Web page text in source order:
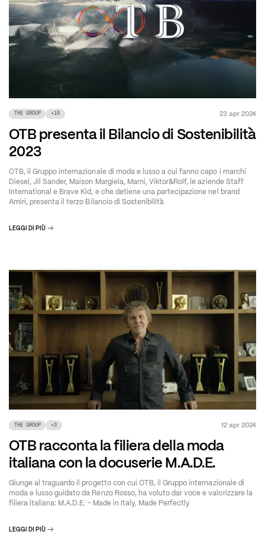
THE GROUP +10 23 apr 2024
OTB presenta il Bilancio di Sostenibilità
2023
OTB, il Gruppo internazionale di moda e lusso a cui fanno capo i marchi
Diesel, Jil Sander, Maison Margiela, Marni, Viktor&Rolf, le aziende Staff
International e Brave Kid, e che detiene una partecipazione nel brand
Amiri, presenta il terzo Bilancio di Sostenibilità
LEGGI DI PIÙ
THE GROUP +3 12 apr 2024
OTB racconta la filiera della moda
italiana con la docuserie M.A.D.E.
Giunge al traguardo il progetto con cui OTB, il Gruppo internazionale di
moda e lusso guidato da Renzo Rosso, ha voluto dar voce e valorizzare la
filiera italiana: M.A.D.E. - Made in Italy, Made Perfectly
LEGGI DI PIÙ